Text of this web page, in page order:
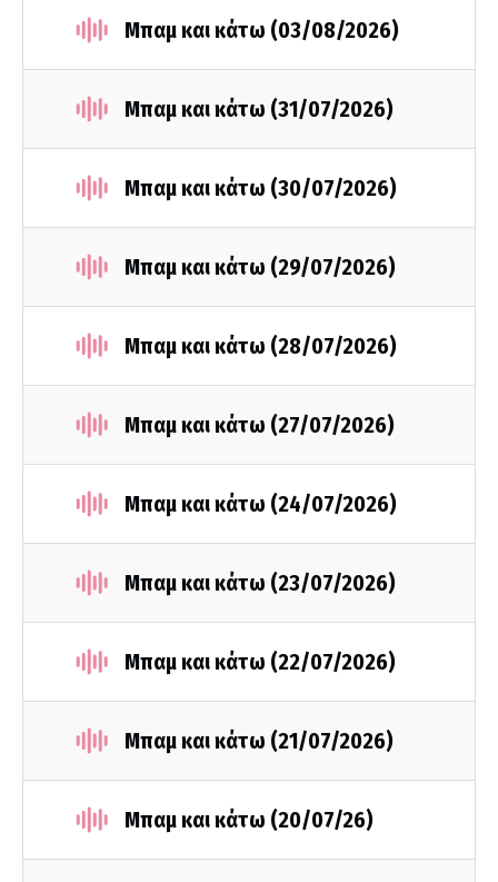
Μπαμ και κάτω (03/08/2026)
Μπαμ και κάτω (31/07/2026)
Μπαμ και κάτω (30/07/2026)
Μπαμ και κάτω (29/07/2026)
Μπαμ και κάτω (28/07/2026)
Μπαμ και κάτω (27/07/2026)
Μπαμ και κάτω (24/07/2026)
Μπαμ και κάτω (23/07/2026)
Μπαμ και κάτω (22/07/2026)
Μπαμ και κάτω (21/07/2026)
Μπαμ και κάτω (20/07/26)